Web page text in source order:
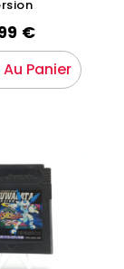
€
Panier